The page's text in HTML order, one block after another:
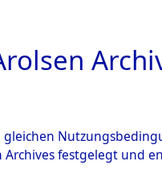
BILD
festgelegt und